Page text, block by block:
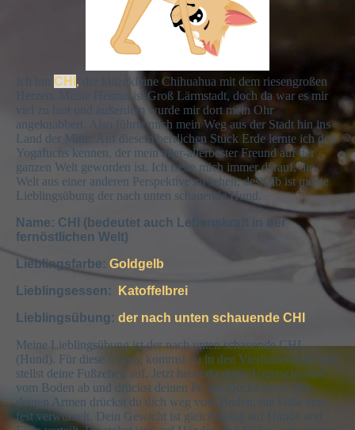
Ich bin CHI ,
der klitzekleine Chihuahua mit dem riesengroßen
Herzen. Meine Heimat ist Groß Lärmstadt, doch da war es mir
viel zu laut und außerdem wurde mir dort mein Ohr
angeknabbert. Also führte mich mein Weg aus der Stadt hin ins
Land der Mitte. Auf diesem herrlichen Stück Erde lernte ich den
Yogafuchs kennen, der mein aller-allerbester Freund auf der
ganzen Welt geworden ist. Ich freue mich immer darauf, die
Welt aus einer anderen Perspektive zu sehen, deshalb ist meine
Lieblingsübung der nach unten schauende Hund.
Name: CHI (bedeutet auch Lebenskraft
in der
fernöstlichen Welt)
Lieblingsfarbe: Goldgelb
Lieblingsessen:
Katoffelbrei
Lieblingsübung: der nach unten schauende CHI
Meine Lieblingsübung istder nach unten schauende CHI
(Hund). Für diese Übung kommst du in den Vierfüßlerstand und
stellst deine Fußzehen auf. Jetzt hebst du deine Unterschenkel
vom Boden ab und drückst deinen Po zur Decke hoch. Mit
deinen Armen drückst du dich weg vom Boden, die Füße sind
fest verwurzelt. Dein Gewicht ist gleichmäßig auf Hände und